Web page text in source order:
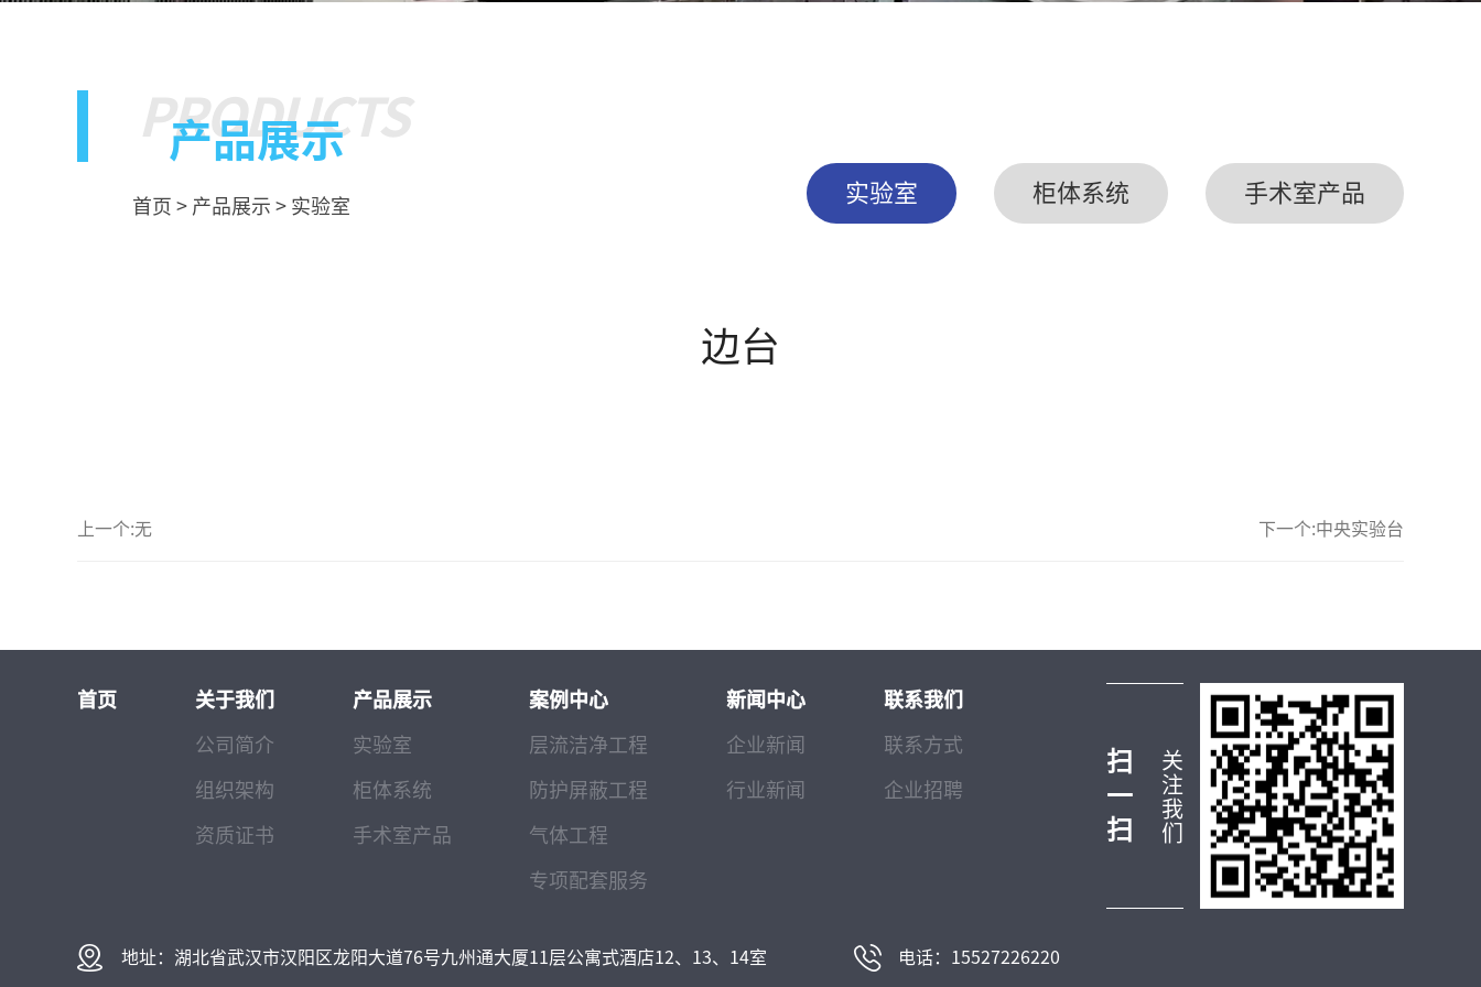
PRODUCTS
产品展示
首页 > 产品展示 > 实验室
实验室 柜体系统 手术室产品
边台
上一个:无 下一个:中央实验台
首页 关于我们
公司简介
组织架构
资质证书
产品展示
实验室
柜体系统
手术室产品
案例中心
层流洁净工程
防护屏蔽工程
气体工程
专项配套服务
新闻中心
企业新闻
行业新闻
联系我们
联系方式
企业招聘
扫
一
扫
关
注
我
们
地址：湖北省武汉市汉阳区龙阳大道76号九州通大厦11层公寓式酒店12、13、14室 电话：15527226220